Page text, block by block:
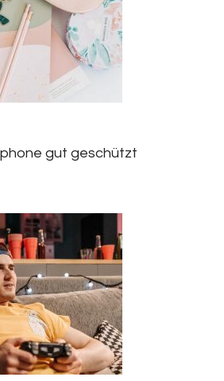
gut geschützt